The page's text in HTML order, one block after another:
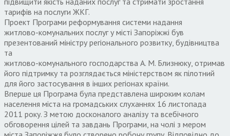
тарифів на послуги ЖКГ.
Проект Програми реформування системи надання
житлово-комунальних послуг у місті Запоріжжі був
презентований міністру регіонального розвитку, будівництва
та
житлово-комунального господарства А. М. Близнюку, отримав
його підтримку та розглядається міністерством як пілотний
для його застосування в інших регіонах країни.
Вперше ця Програма була представлена широким колам
населення міста на громадських слуханнях 16 листопада
2011 року. З метою досконалого аналізу та всебічного
обговорення цілей та завдань Програми, на чолі з мером